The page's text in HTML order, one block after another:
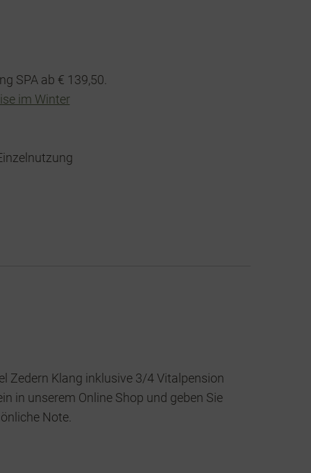
SPA ab € 139,50.
im Winter
Zedern Klang inklusive 3/4 Vitalpension
in unserem Online Shop und geben Sie
Note.